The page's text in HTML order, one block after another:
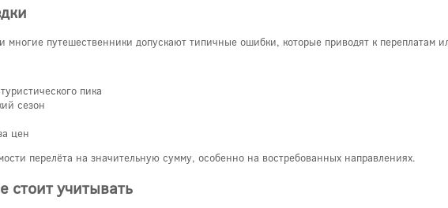
путешественники допускают типичные ошибки, которые приводят к переплатам
пика
сезон
цен
перелёта на значительную сумму, особенно на востребованных направлениях.
стоит учитывать